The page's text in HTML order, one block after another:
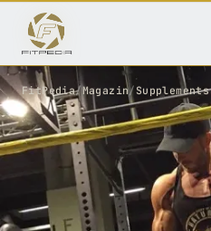
FitPedia/Magazin/Supplements